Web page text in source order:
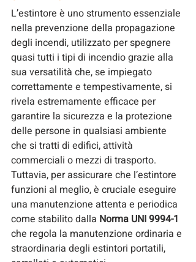
L’estintore è uno strumento essenziale
nella prevenzione della propagazione
degli incendi, utilizzato per spegnere
quasi tutti i tipi di incendio grazie alla
sua versatilità che, se impiegato
correttamente e tempestivamente, si
rivela estremamente efficace per
garantire la sicurezza e la protezione
delle persone in qualsiasi ambiente
che si tratti di edifici, attività
commerciali o mezzi di trasporto.
Tuttavia, per assicurare che l’estintore
funzioni al meglio, è cruciale eseguire
una manutenzione attenta e periodica
come stabilito dalla Norma UNI 9994-1
che regola la manutenzione ordinaria e
straordinaria degli estintori portatili,